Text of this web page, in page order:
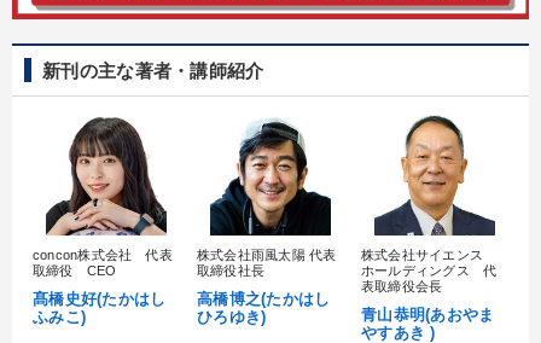
新刊の主な著者・講師紹介
concon株式会社 代表
取締役 CEO
髙橋史好(たかはし
ふみこ)
株式会社雨風太陽 代表
取締役社長
高橋博之(たかはし
ひろゆき)
株式会社サイエンス
ホールディングス 代
表取締役会長
青山恭明(あおやま
やすあき )